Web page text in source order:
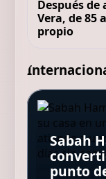
Después
Vera, de 85
propio
Qué
Blue
Ángel
en la
vueltas
Sabah
punto
Murió